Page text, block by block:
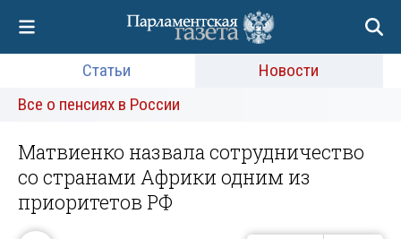
Статьи
Новости
Все о пенсиях в России
Матвиенко назвала сотрудничество
со странами Африки одним из
приоритетов РФ